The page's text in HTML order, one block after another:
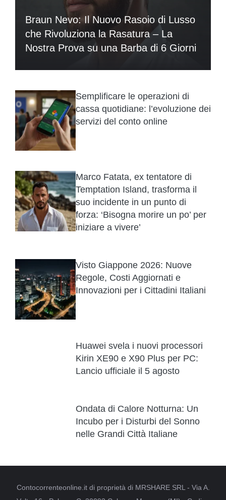
Braun Nevo: Il Nuovo Rasoio di Lusso
che Rivoluziona la Rasatura – La
Nostra Prova su una Barba di 6 Giorni
Semplificare le operazioni di
cassa quotidiane: l’evoluzione dei
servizi del conto online
Marco Fatata, ex tentatore di
Temptation Island, trasforma il
suo incidente in un punto di
forza: ‘Bisogna morire un po’ per
iniziare a vivere’
Visto Giappone 2026: Nuove
Regole, Costi Aggiornati e
Innovazioni per i Cittadini Italiani
Huawei svela i nuovi processori
Kirin XE90 e X90 Plus per PC:
Lancio ufficiale il 5 agosto
Ondata di Calore Notturna: Un
Incubo per i Disturbi del Sonno
nelle Grandi Città Italiane
Contocorrenteonline.it di proprietà di MRSHARE SRL - Via A.